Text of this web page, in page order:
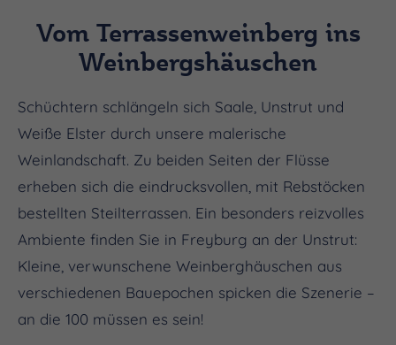
Vom Terrassenweinberg ins
Weinbergshäuschen
Schüchtern schlängeln sich Saale, Unstrut und
Weiße Elster durch unsere malerische
Weinlandschaft. Zu beiden Seiten der Flüsse
erheben sich die eindrucksvollen, mit Rebstöcken
bestellten Steilterrassen. Ein besonders reizvolles
Ambiente finden Sie in Freyburg an der Unstrut:
Kleine, verwunschene Weinberghäuschen aus
verschiedenen Bauepochen spicken die Szenerie –
an die 100 müssen es sein!